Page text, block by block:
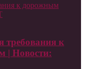
к дорожным
требования к
| Новости: